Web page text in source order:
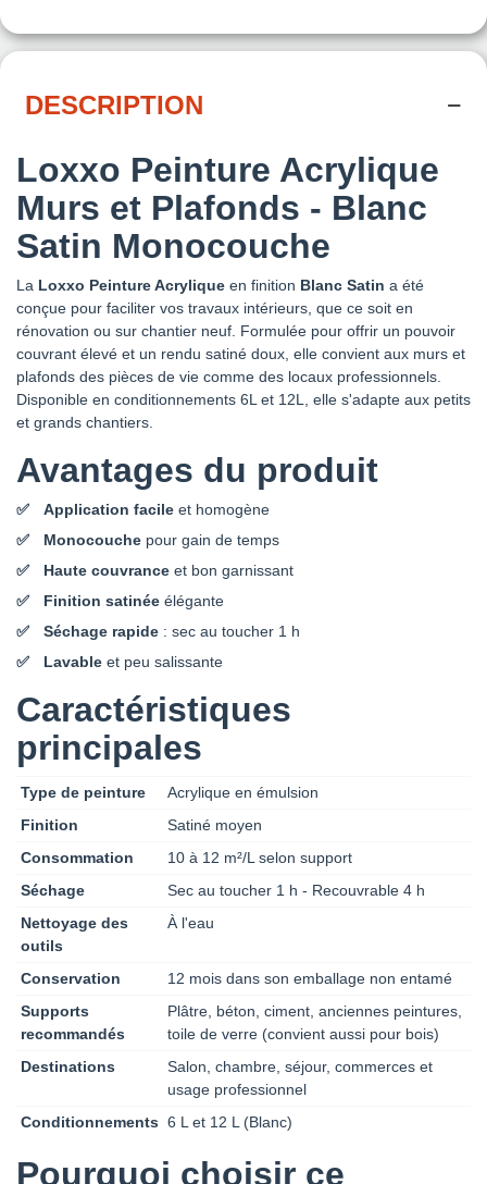
DESCRIPTION
Loxxo Peinture Acrylique
Murs et Plafonds - Blanc
Satin Monocouche
La Loxxo Peinture Acrylique en finition Blanc Satin a été
conçue pour faciliter vos travaux intérieurs, que ce soit en
rénovation ou sur chantier neuf. Formulée pour offrir un pouvoir
couvrant élevé et un rendu satiné doux, elle convient aux murs et
plafonds des pièces de vie comme des locaux professionnels.
Disponible en conditionnements 6L et 12L, elle s'adapte aux petits
et grands chantiers.
Avantages du produit
Application facile et homogène
Monocouche pour gain de temps
Haute couvrance et bon garnissant
Finition satinée élégante
Séchage rapide : sec au toucher 1 h
Lavable et peu salissante
Caractéristiques
principales
Type de peinture
Acrylique en émulsion
Finition
Satiné moyen
Consommation
10 à 12 m²/L selon support
Séchage
Sec au toucher 1 h - Recouvrable 4 h
Nettoyage des
outils
À l'eau
Conservation
12 mois dans son emballage non entamé
Supports
recommandés
Plâtre, béton, ciment, anciennes peintures,
toile de verre (convient aussi pour bois)
Destinations
Salon, chambre, séjour, commerces et
usage professionnel
Conditionnements 6 L et 12 L (Blanc)
Pourquoi choisir ce